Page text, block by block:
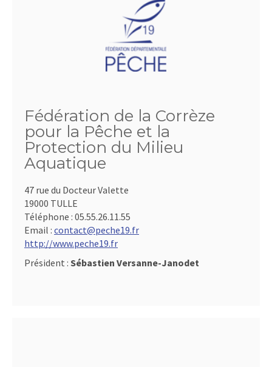
Fédération de la Corrèze
pour la Pêche et la
Protection du Milieu
Aquatique
47 rue du Docteur Valette
19000 TULLE
Téléphone : 05.55.26.11.55
Email : contact@peche19.fr
http://www.peche19.fr
Président : Sébastien Versanne-Janodet